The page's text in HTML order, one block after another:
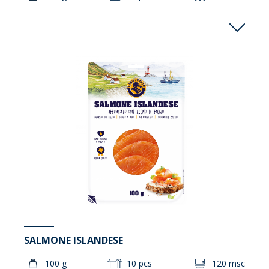
SALMONE ISLANDESE
100 g 10 pcs 120 msc